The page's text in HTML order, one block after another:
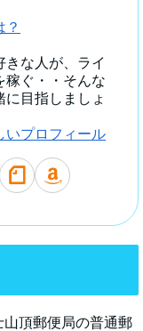
？
きな人が、ライ
稼ぐ・・そんな
目指しましょ
プロフィール
山頂郵便局の普通郵